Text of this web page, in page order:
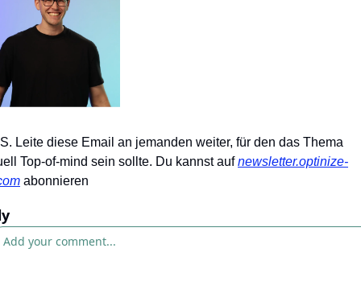
Leite diese Email an jemanden weiter, für den das Thema
Top-of-mind sein sollte. Du kannst auf newsletter.optinize-
abonnieren